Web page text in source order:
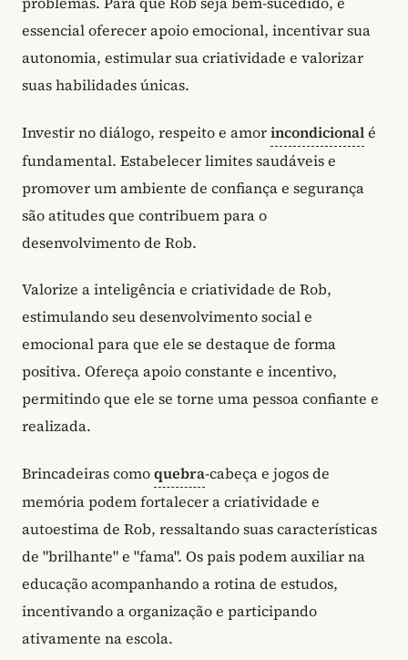
essencial oferecer apoio emocional, incentivar sua
autonomia, estimular sua criatividade e valorizar
suas habilidades únicas.
Investir no diálogo, respeito e amorincondicionalé
fundamental. Estabelecer limites saudáveis e
promover um ambiente de confiança e segurança
são atitudes que contribuem para o
desenvolvimento de Rob.
Valorize a inteligência e criatividade de Rob,
estimulando seu desenvolvimento social e
emocional para que ele se destaque de forma
positiva. Ofereça apoio constante e incentivo,
permitindo que ele se torne uma pessoa confiante e
realizada.
Brincadeiras comoquebra-cabeça e jogos de
memória podem fortalecer a criatividade e
autoestima de Rob, ressaltando suas características
de "brilhante" e "fama". Os pais podem auxiliar na
educação acompanhando a rotina de estudos,
incentivando a organização e participando
ativamente na escola.